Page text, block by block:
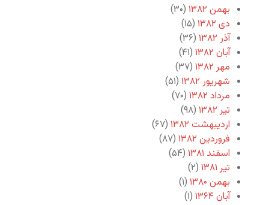
بهمن ۱۳۸۲
(۳۰)
دی ۱۳۸۲
(۱۵)
آذر ۱۳۸۲
(۳۶)
آبان ۱۳۸۲
(۴۱)
مهر ۱۳۸۲
(۳۷)
شهریور ۱۳۸۲
(۵۱)
مرداد ۱۳۸۲
(۷۰)
تیر ۱۳۸۲
(۹۸)
اردیبهشت ۱۳۸۲
(۶۷)
فروردین ۱۳۸۲
(۸۷)
اسفند ۱۳۸۱
(۵۴)
تیر ۱۳۸۱
(۲)
بهمن ۱۳۸۰
(۱)
آبان ۱۳۶۴
(۱)